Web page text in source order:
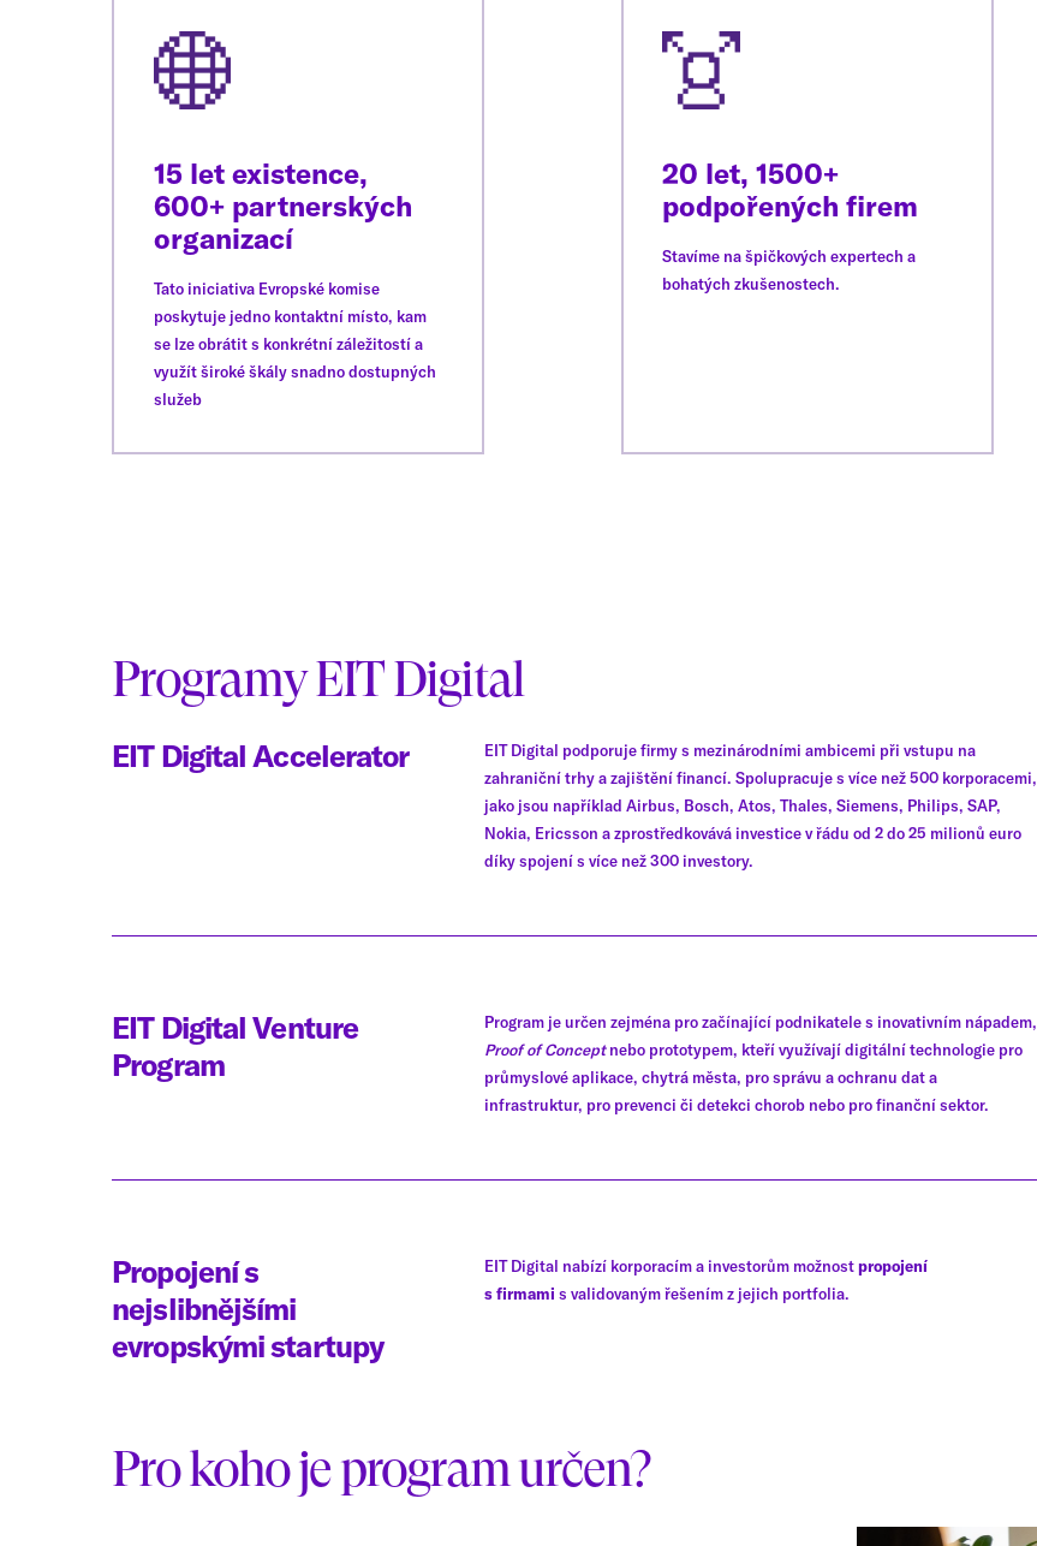
15 let existence,
600+ partnerských
organizací
Tato iniciativa Evropské komise
poskytuje jedno kontaktní místo, kam
se lze obrátit s konkrétní záležitostí a
využít široké škály snadno dostupných
služeb
20 let, 1500+
podpořených firem
Stavíme na špičkových expertech a
bohatých zkušenostech.
Programy EIT Digital
EIT Digital Accelerator
EIT Digital podporuje firmy s mezinárodními ambicemi při vstupu na
zahraniční trhy a zajištění financí. Spolupracuje s více než 500 korporacemi,
jako jsou například Airbus, Bosch, Atos, Thales, Siemens, Philips, SAP,
Nokia, Ericsson a zprostředkovává investice v řádu od 2 do 25 milionů euro
díky spojení s více než 300 investory.
EIT Digital Venture
Program
Program je určen zejména pro začínající podnikatele s inovativním nápadem,
Proof of Conceptnebo prototypem, kteří využívají digitální technologie pro
průmyslové aplikace, chytrá města, pro správu a ochranu dat a
infrastruktur, pro prevenci či detekci chorob nebo pro finanční sektor.
Propojení s
nejslibnějšími
evropskými startupy
EIT Digital nabízí korporacím a investorům možnostpropojení
s firmami s validovaným řešením z jejich portfolia.
Pro koho je program určen?